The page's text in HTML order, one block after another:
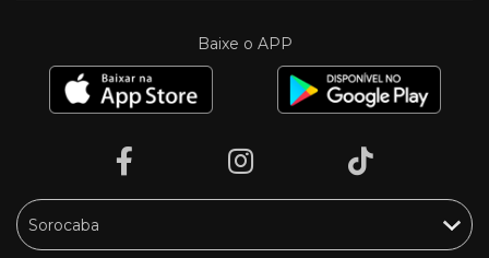
Baixe o APP